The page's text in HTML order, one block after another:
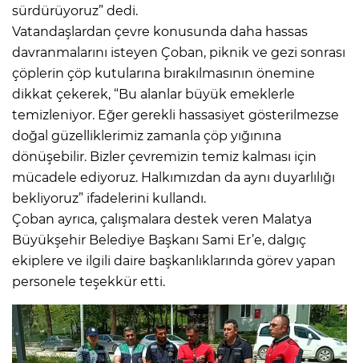
sürdürüyoruz” dedi.
Vatandaşlardan çevre konusunda daha hassas
davranmalarını isteyen Çoban, piknik ve gezi sonrası
çöplerin çöp kutularına bırakılmasının önemine
dikkat çekerek, “Bu alanlar büyük emeklerle
temizleniyor. Eğer gerekli hassasiyet gösterilmezse
doğal güzelliklerimiz zamanla çöp yığınına
dönüşebilir. Bizler çevremizin temiz kalması için
mücadele ediyoruz. Halkımızdan da aynı duyarlılığı
bekliyoruz” ifadelerini kullandı.
Çoban ayrıca, çalışmalara destek veren Malatya
Büyükşehir Belediye Başkanı Sami Er’e, dalgıç
ekiplere ve ilgili daire başkanlıklarında görev yapan
personele teşekkür etti.